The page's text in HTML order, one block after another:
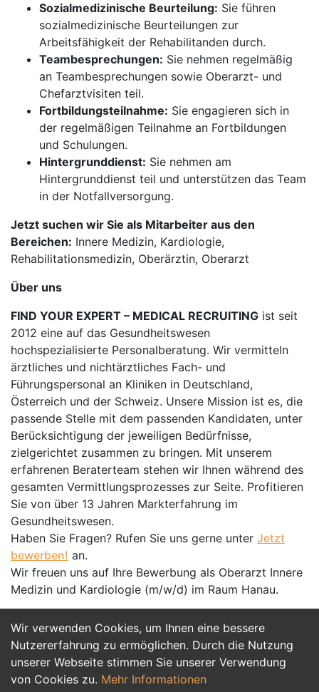
Wir verwenden Cookies, um Ihnen eine bessere
Nutzererfahrung zu ermöglichen. Durch die Nutzung
unserer Webseite stimmen Sie unserer Verwendung
von Cookies zu. Mehr Informationen
Sozialmedizinische Beurteilung: Sie führen
sozialmedizinische Beurteilungen zur
Arbeitsfähigkeit der Rehabilitanden durch.
Teambesprechungen: Sie nehmen regelmäßig
an Teambesprechungen sowie Oberarzt- und
Chefarztvisiten teil.
Fortbildungsteilnahme: Sie engagieren sich in
der regelmäßigen Teilnahme an Fortbildungen
und Schulungen.
Hintergrunddienst: Sie nehmen am
Hintergrunddienst teil und unterstützen das Team
in der Notfallversorgung.
Jetzt suchen wir Sie als Mitarbeiter aus den
Bereichen: Innere Medizin, Kardiologie,
Rehabilitationsmedizin, Oberärztin, Oberarzt
Über uns
FIND YOUR EXPERT – MEDICAL RECRUITING ist seit
2012 eine auf das Gesundheitswesen
hochspezialisierte Personalberatung. Wir vermitteln
ärztliches und nichtärztliches Fach- und
Führungspersonal an Kliniken in Deutschland,
Österreich und der Schweiz. Unsere Mission ist es, die
passende Stelle mit dem passenden Kandidaten, unter
Berücksichtigung der jeweiligen Bedürfnisse,
zielgerichtet zusammen zu bringen. Mit unserem
erfahrenen Beraterteam stehen wir Ihnen während des
gesamten Vermittlungsprozesses zur Seite. Profitieren
Sie von über 13 Jahren Markterfahrung im
Gesundheitswesen.
Haben Sie Fragen? Rufen Sie uns gerne unter Jetzt
bewerben! an.
Wir freuen uns auf Ihre Bewerbung als Oberarzt Innere
Medizin und Kardiologie (m/w/d) im Raum Hanau.
Jetzt Bewerben